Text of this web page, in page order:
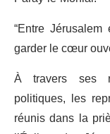
“Entre
garder le cœur
À travers ses
politiques, les
réunis dans la